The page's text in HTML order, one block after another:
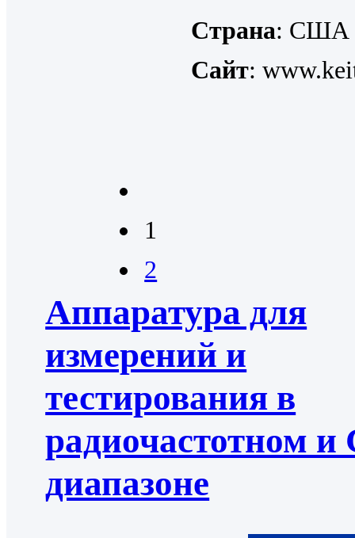
Страна: США
Сайт:
Аппаратура для
измерений и
тестирования в
радиочастотном
диапазоне
1
2